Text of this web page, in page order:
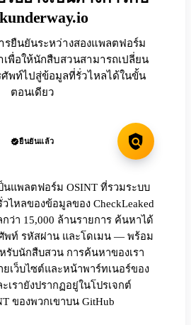
ยืนยันระหว่างสองแพลตฟอร์ม
เพื่อให้นักสืบสวนสามารถเปลี่ยน
ศัพท์ไปสู่ข้อมูลที่รั่วไหลได้ในขั้น
ตอนเดียว
ยืนยันแล้ว
ป็นแพลตฟอร์ม OSINT ที่รวมระบบ
ไหลของข้อมูลของ CheckLeaked
ว่า 15,000 ล้านรายการ ค้นหาได้
พท์ รหัสผ่าน และโดเมน — พร้อม
รับนักสืบสวน การค้นหาของเรา
เว็บไซต์และหน้าพาร์ทเนอร์ของ
เรายังปรากฏอยู่ในโปรเจกต์
ของพวกเขาบน GitHub